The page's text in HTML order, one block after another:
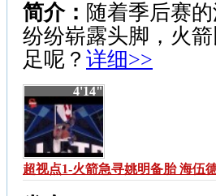
简介： 随着季后赛
纷纷崭露头脚，火
足呢？ 详细>>
4'14"
超视点1-火箭急寻姚明备胎 海伍